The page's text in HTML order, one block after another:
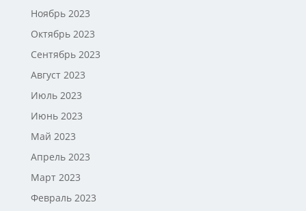
Ноябрь 2023
Октябрь 2023
Сентябрь 2023
Август 2023
Июль 2023
Июнь 2023
Май 2023
Апрель 2023
Март 2023
Февраль 2023